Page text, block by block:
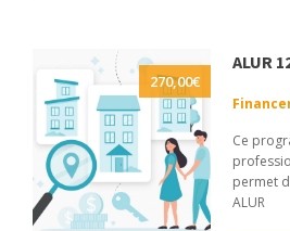
270,00€
ALUR
Ce
permet
ALUR